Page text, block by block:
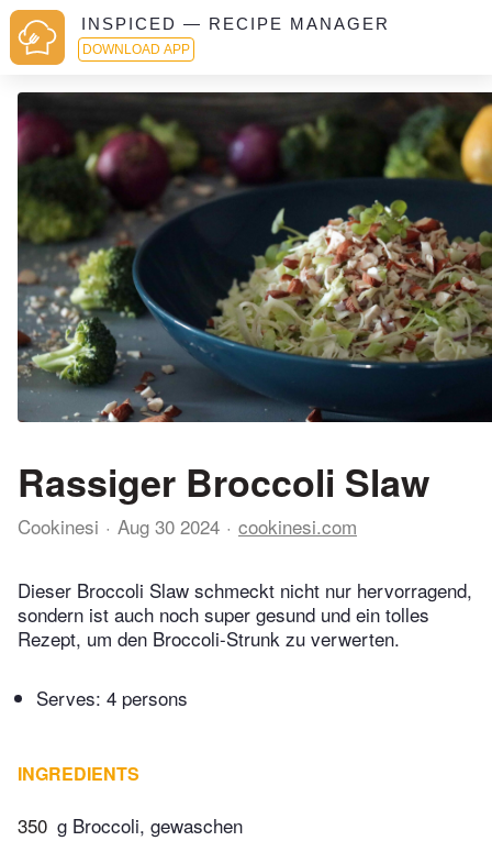
INSPICED — RECIPE MANAGER
DOWNLOAD APP
Rassiger Broccoli Slaw
Cookinesi Aug 30 2024 cookinesi.com
Dieser Broccoli Slaw schmeckt nicht nur hervorragend,
sondern ist auch noch super gesund und ein tolles
Rezept, um den Broccoli-Strunk zu verwerten.
Serves: 4 persons
INGREDIENTS
350 g Broccoli, gewaschen